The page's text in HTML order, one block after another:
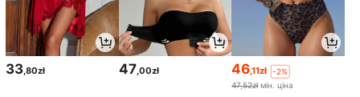
33,80zł 47,00zł 46,11zł
-2%
47,52zł мін. ціна